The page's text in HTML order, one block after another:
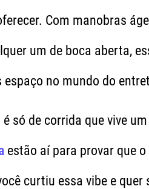
Com manobras
um de boca aberta,
espaço no mundo do
só de corrida que vive um
estão aí para provar que
curtiu essa vibe e